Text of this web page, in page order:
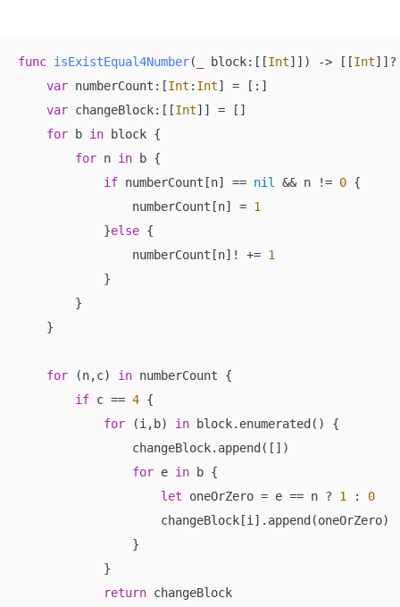
func isExistEqual4Number( block:[[Int]]) -> [[Int]] ?
var numberCount:[Int : Int] = [:]
var changeBlock:[[Int]] = []
for b in block {
for n in b {
if numberCount[n] == nil && n != 0 {
                numberCount[n]
= 1
            }
else {
                numberCount[n]
! += 1
            }
        }
    }
for (n,c) in numberCount {
if c == 4 {
for (i,b) in block.enumerated() {
                changeBlock.append([])
for e in b {
let oneOrZero = e == n ? 1 : 0
                    changeBlock[i].append(oneOrZero)
                }
            }
return changeBlock